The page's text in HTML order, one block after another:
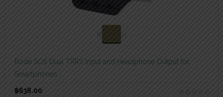
Rode SC6 Dual TRRS Input and Headphone Output for
Smartphones
฿638.00